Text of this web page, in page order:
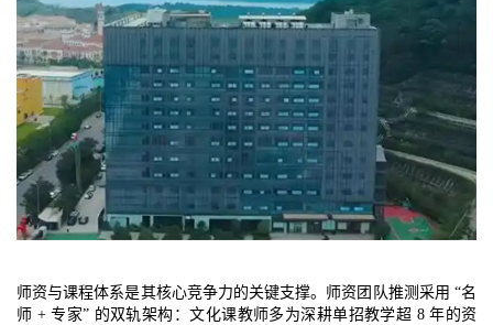
师资与课程体系是其核心竞争力的关键支撑。师资团队推测采用 “名
师 + 专家” 的双轨架构：文化课教师多为深耕单招教学超 8 年的资